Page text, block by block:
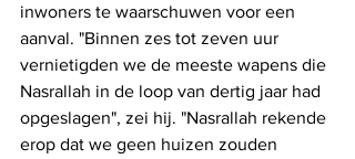
inwoners te waarschuwen voor een
aanval. "Binnen zes tot zeven uur
vernietigden we de meeste wapens die
Nasrallah in de loop van dertig jaar had
opgeslagen", zei hij. "Nasrallah rekende
erop dat we geen huizen zouden